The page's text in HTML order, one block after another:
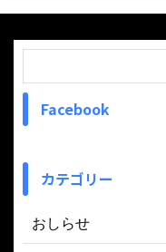
Facebook
カテゴリー
おしらせ